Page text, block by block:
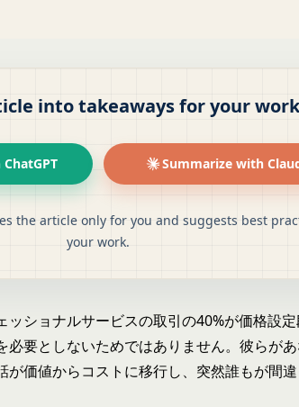
into takeaways for your
Summarize with
the article only for you and suggests best
your work.
ッショナルサービスの取引の40%が価格設
必要としないためではありません。彼らが
が価値からコストに移行し、突然誰もが間